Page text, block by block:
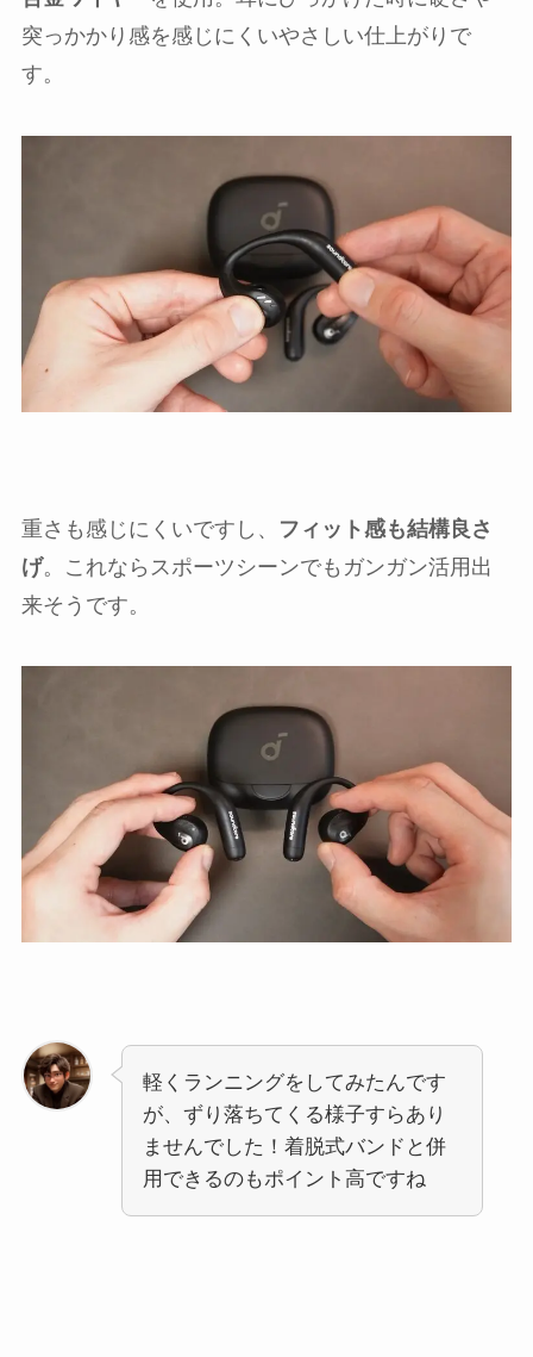
突っかかり感を感じにくいやさしい仕上がりで
す。
重さも感じにくいですし、
フィット感も結構良さ
げ。これならスポーツシーンでもガンガン活用出
来そうです。
軽くランニングをしてみたんです
が、ずり落ちてくる様子すらあり
ませんでした！着脱式バンドと併
用できるのもポイント高ですね